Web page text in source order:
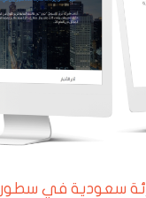
سعودية في سطور